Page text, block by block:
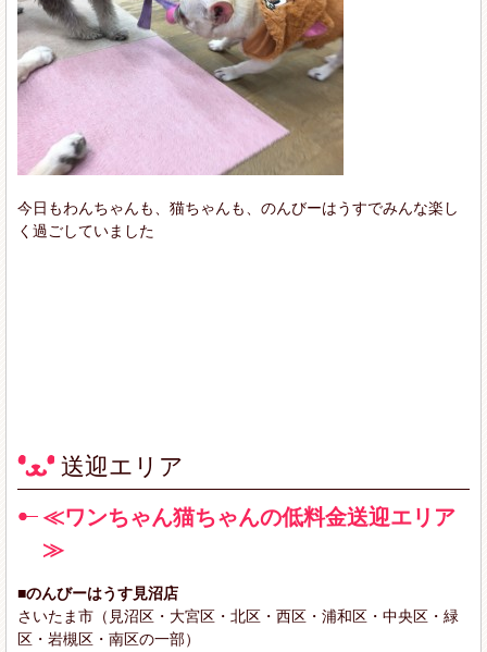
今日もわんちゃんも、猫ちゃんも、のんびーはうすでみんな楽し
く過ごしていました
送迎エリア
≪ワンちゃん猫ちゃんの低料金送迎エリア
≫
■のんびーはうす見沼店
さいたま市（見沼区・大宮区・北区・西区・浦和区・中央区・緑
区・岩槻区・南区の一部）